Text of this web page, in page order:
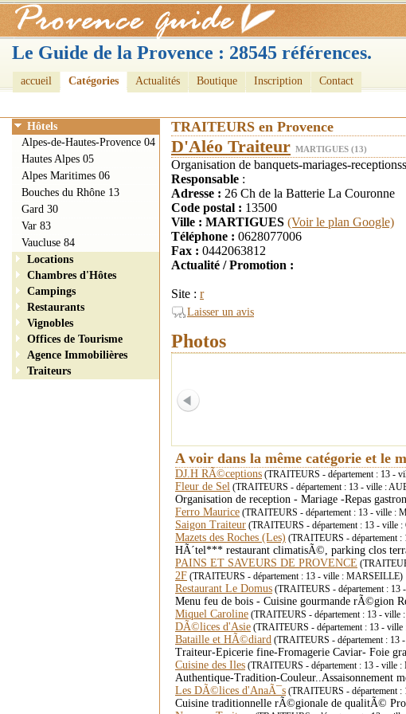
Le Guide de la Provence : 28545 références.
accueil Catégories Actualités Boutique Inscription Contact
TRAITEURS en Provence
D'Aléo Traiteur MARTIGUES (13)
Organisation de banquets-mariages-
Responsable :
Adresse : 26 Ch de la Batterie La Couronne
Code postal : 13500
Ville : MARTIGUES (Voir le plan Google)
Téléphone : 0628077006
Fax : 0442063812
Actualité / Promotion :
Site : r
Laisser un avis
Photos
A voir dans la même catégorie et le
DJ.H RÃ©ceptions (TRAITEURS - département : 13 -
Fleur de Sel (TRAITEURS - département : 13 - ville :
Organisation de reception - Mariage -Repas
Ferro Maurice (TRAITEURS - département : 13 - ville :
Saigon Traiteur (TRAITEURS - département : 13 -
Mazets des Roches (Les) (TRAITEURS - département
HÃ´tel*** restaurant climatisÃ©, parking clos
PAINS ET SAVEURS DE PROVENCE
2F (TRAITEURS - département : 13 - ville : MARSEILLE)
Restaurant Le Domus (TRAITEURS - département :
Menu feu de bois - Cuisine gourmande rÃ©gion
Miquel Caroline (TRAITEURS - département : 13 -
DÃ©lices d'Asie (TRAITEURS - département : 13 - ville
Bataille et HÃ©diard (TRAITEURS - département :
Traiteur-Epicerie fine-Fromagerie Caviar- Foie
Cuisine des Iles (TRAITEURS - département : 13 - ville
Authentique-Tradition-
Les DÃ©lices d'AnaÃ¯s (TRAITEURS - département
Cuisine traditionnelle rÃ©gionale de qualitÃ©
Hôtels
Alpes-de-Hautes-Provence 04
Hautes Alpes 05
Alpes Maritimes 06
Bouches du Rhône 13
Gard 30
Var 83
Vaucluse 84
Locations
Chambres d'Hôtes
Campings
Restaurants
Vignobles
Offices de Tourisme
Agence Immobilières
Traiteurs